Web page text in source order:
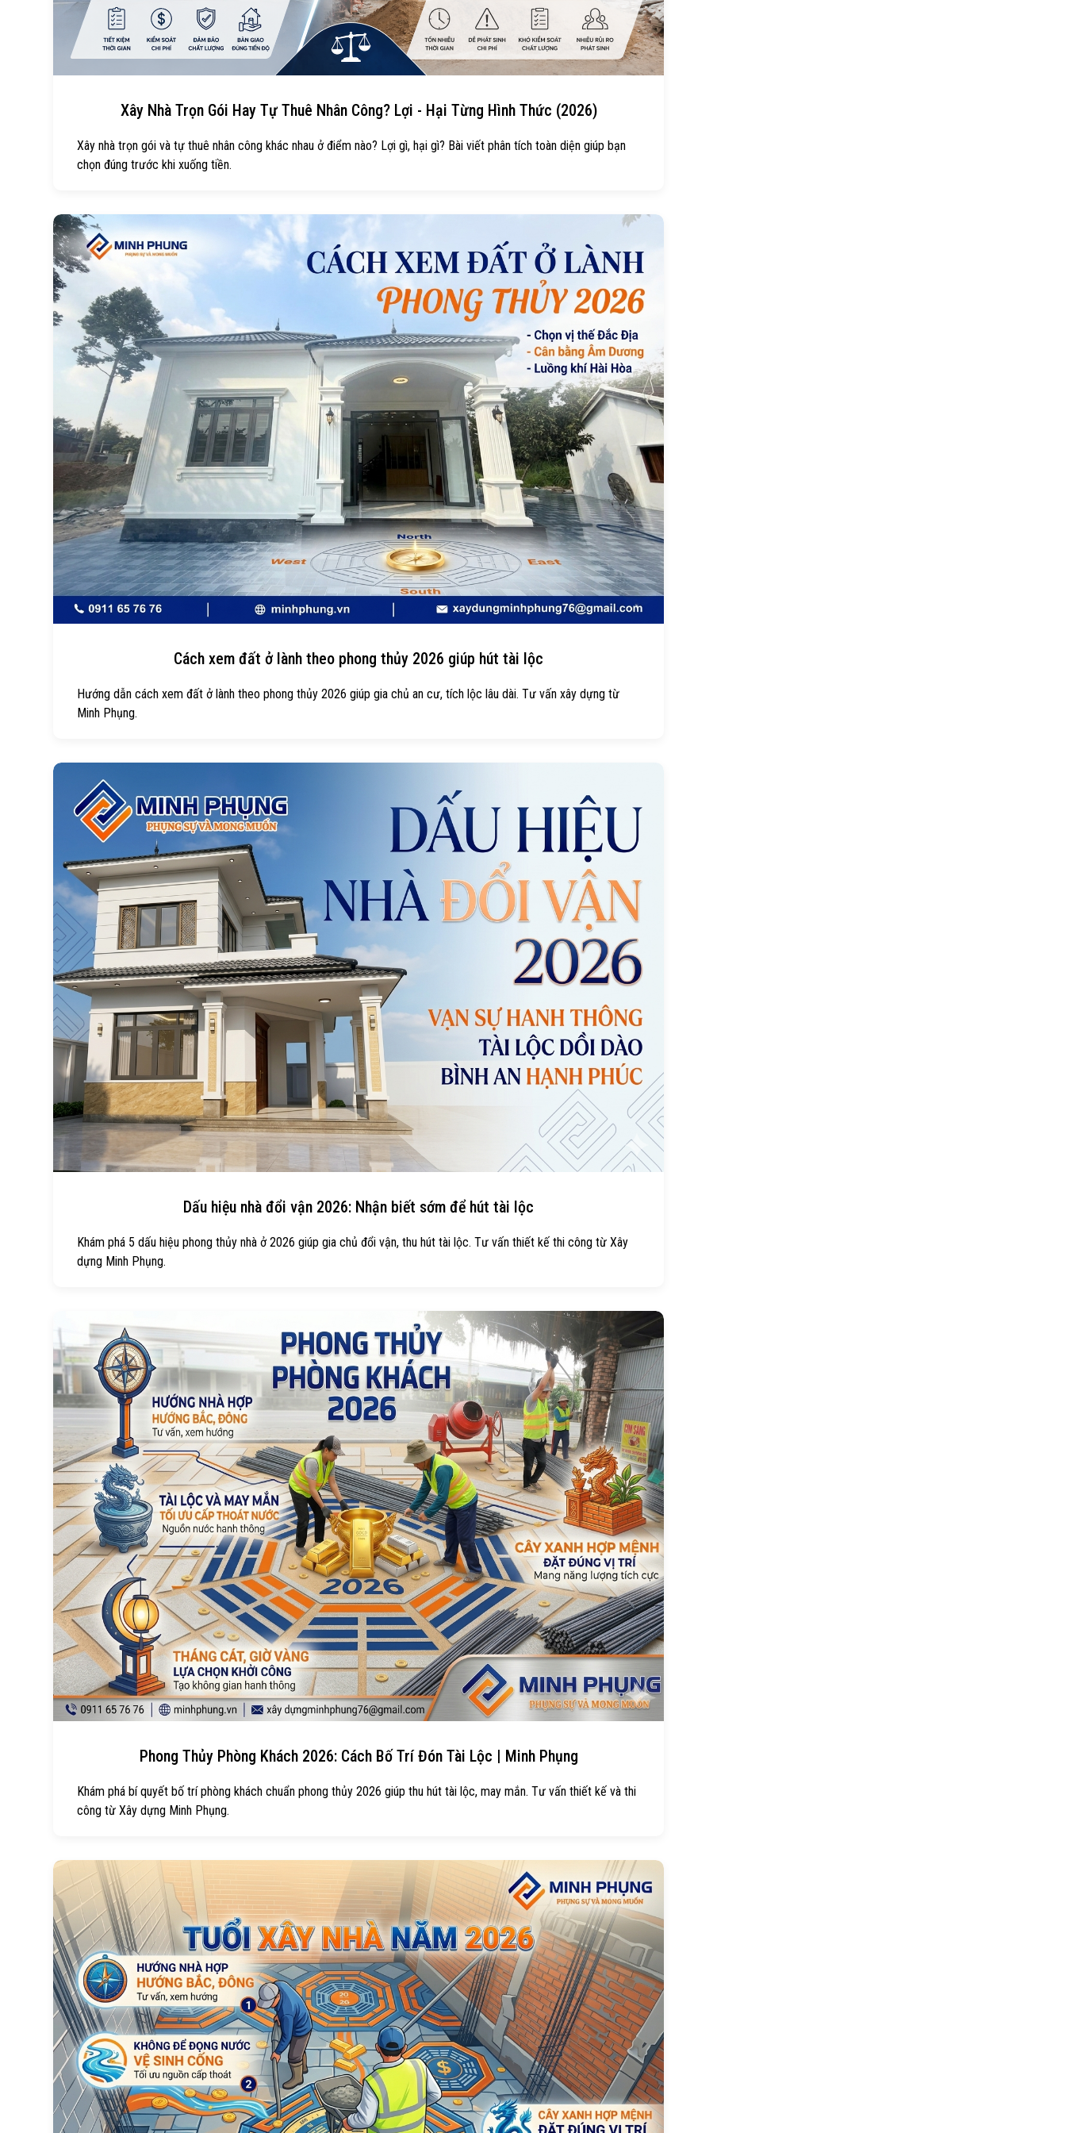
Xây Nhà Trọn Gói Hay Tự Thuê Nhân Công? Lợi - Hại Từng Hình Thức (2026)
Xây nhà trọn gói và tự thuê nhân công khác nhau ở điểm nào? Lợi gì, hại gì? Bài viết phân tích toàn diện giúp bạn
chọn đúng trước khi xuống tiền.
Cách xem đất ở lành theo phong thủy 2026 giúp hút tài lộc
Hướng dẫn cách xem đất ở lành theo phong thủy 2026 giúp gia chủ an cư, tích lộc lâu dài. Tư vấn xây dựng từ
Minh Phụng.
Dấu hiệu nhà đổi vận 2026: Nhận biết sớm để hút tài lộc
Khám phá 5 dấu hiệu phong thủy nhà ở 2026 giúp gia chủ đổi vận, thu hút tài lộc. Tư vấn thiết kế thi công từ Xây
dựng Minh Phụng.
Phong Thủy Phòng Khách 2026: Cách Bố Trí Đón Tài Lộc | Minh Phụng
Khám phá bí quyết bố trí phòng khách chuẩn phong thủy 2026 giúp thu hút tài lộc, may mắn. Tư vấn thiết kế và thi
công từ Xây dựng Minh Phụng.